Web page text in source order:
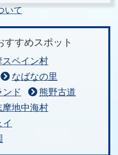
いて
すすめスポット
スペイン村
なばなの里
ンド
熊野古道
摩地中海村